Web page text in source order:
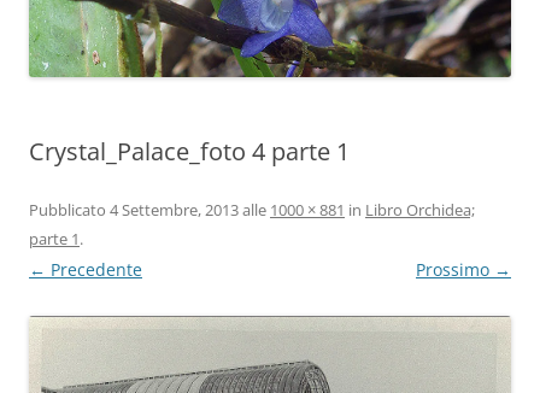
Crystal_Palace_foto 4 parte 1
Pubblicato 4 Settembre, 2013alle 1000 × 881 in Libro Orchidea;
parte 1.
← Precedente Prossimo →